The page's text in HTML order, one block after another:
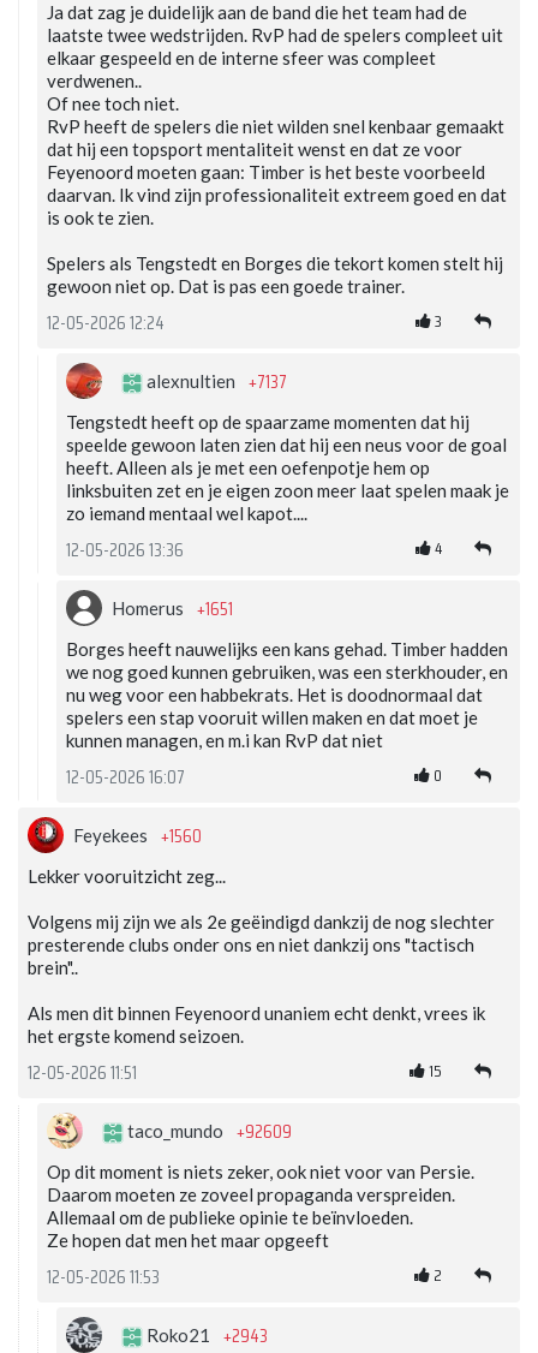
Ja dat zag je duidelijk aan de band die het team had de
laatste twee wedstrijden. RvP had de spelers compleet uit
elkaar gespeeld en de interne sfeer was compleet
verdwenen..
Of nee toch niet.
RvP heeft de spelers die niet wilden snel kenbaar gemaakt
dat hij een topsport mentaliteit wenst en dat ze voor
Feyenoord moeten gaan: Timber is het beste voorbeeld
daarvan. Ik vind zijn professionaliteit extreem goed en dat
is ook te zien.
Spelers als Tengstedt en Borges die tekort komen stelt hij
gewoon niet op. Dat is pas een goede trainer.
12-05-2026 12:24 3
alexnultien +7137
Tengstedt heeft op de spaarzame momenten dat hij
speelde gewoon laten zien dat hij een neus voor de goal
heeft. Alleen als je met een oefenpotje hem op
linksbuiten zet en je eigen zoon meer laat spelen maak je
zo iemand mentaal wel kapot....
12-05-2026 13:36 4
Homerus +1651
Borges heeft nauwelijks een kans gehad. Timber hadden
we nog goed kunnen gebruiken, was een sterkhouder, en
nu weg voor een habbekrats. Het is doodnormaal dat
spelers een stap vooruit willen maken en dat moet je
kunnen managen, en m.i kan RvP dat niet
12-05-2026 16:07 0
Feyekees +1560
Lekker vooruitzicht zeg...
Volgens mij zijn we als 2e geëindigd dankzij de nog slechter
presterende clubs onder ons en niet dankzij ons "tactisch
brein"..
Als men dit binnen Feyenoord unaniem echt denkt, vrees ik
het ergste komend seizoen.
12-05-2026 11:51 15
taco_mundo +92609
Op dit moment is niets zeker, ook niet voor van Persie.
Daarom moeten ze zoveel propaganda verspreiden.
Allemaal om de publieke opinie te beïnvloeden.
Ze hopen dat men het maar opgeeft
12-05-2026 11:53 2
Roko21 +2943